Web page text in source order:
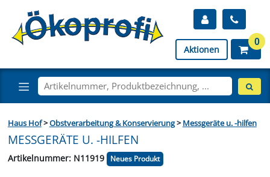
Aktionen
0
Haus Hof>Obstverarbeitung & Konservierung>Messgeräte u. -hilfen
MESSGERÄTE U. -HILFEN
Artikelnummer: N11919 Neues Produkt